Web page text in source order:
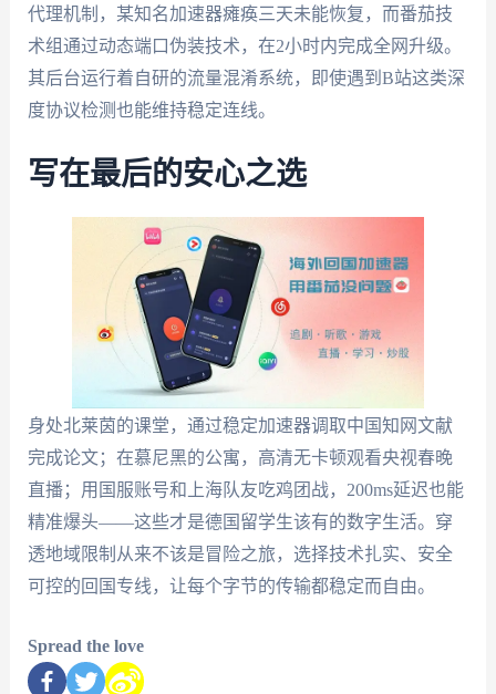
代理机制，某知名加速器瘫痪三天未能恢复，而番茄技
术组通过动态端口伪装技术，在2小时内完成全网升级。
其后台运行着自研的流量混淆系统，即使遇到B站这类深
度协议检测也能维持稳定连线。
写在最后的安心之选
身处北莱茵的课堂，通过稳定加速器调取中国知网文献
完成论文；在慕尼黑的公寓，高清无卡顿观看央视春晚
直播；用国服账号和上海队友吃鸡团战，200ms延迟也能
精准爆头——这些才是德国留学生该有的数字生活。穿
透地域限制从来不该是冒险之旅，选择技术扎实、安全
可控的回国专线，让每个字节的传输都稳定而自由。
Spread the love